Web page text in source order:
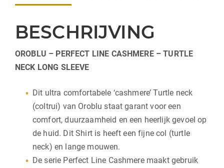
BESCHRIJVING
OROBLU – PERFECT LINE CASHMERE – TURTLE
NECK LONG SLEEVE
Dit ultra comfortabele ‘cashmere’ Turtle neck
(coltrui) van Oroblu staat garant voor een
comfort, duurzaamheid en een heerlijk gevoel op
de huid. Dit Shirt is heeft een fijne col (turtle
neck) en lange mouwen.
De serie Perfect Line Cashmere maakt gebruik